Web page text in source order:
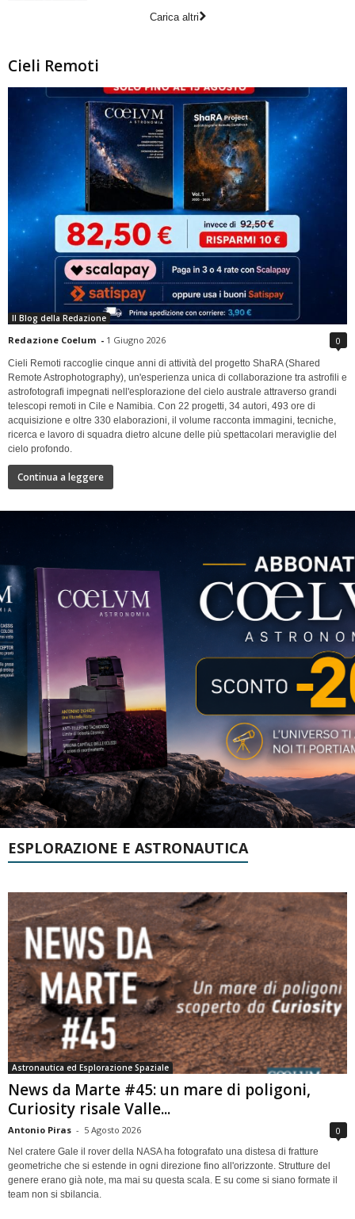
Carica altri
Cieli Remoti
Il Blog della Redazione
Redazione Coelum - 1 Giugno 2026 0
Cieli Remoti raccoglie cinque anni di attività del progetto ShaRA (Shared
Remote Astrophotography), un'esperienza unica di collaborazione tra astrofili e
astrofotografi impegnati nell'esplorazione del cielo australe attraverso grandi
telescopi remoti in Cile e Namibia. Con 22 progetti, 34 autori, 493 ore di
acquisizione e oltre 330 elaborazioni, il volume racconta immagini, tecniche,
ricerca e lavoro di squadra dietro alcune delle più spettacolari meraviglie del
cielo profondo.
Continua a leggere
ESPLORAZIONE E ASTRONAUTICA
Astronautica ed Esplorazione Spaziale
News da Marte #45: un mare di poligoni,
Curiosity risale Valle...
Antonio Piras - 5 Agosto 2026 0
Nel cratere Gale il rover della NASA ha fotografato una distesa di fratture
geometriche che si estende in ogni direzione fino all'orizzonte. Strutture del
genere erano già note, ma mai su questa scala. E su come si siano formate il
team non si sbilancia.